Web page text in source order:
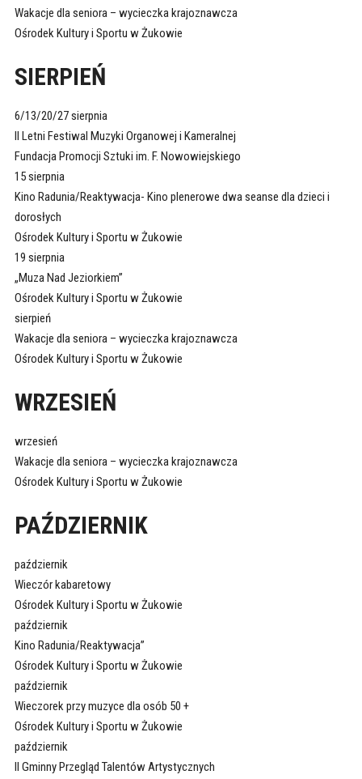
Wakacje dla seniora – wycieczka krajoznawcza
Ośrodek Kultury i Sportu w Żukowie
SIERPIEŃ
6/13/20/27 sierpnia
II Letni Festiwal Muzyki Organowej i Kameralnej
Fundacja Promocji Sztuki im. F. Nowowiejskiego
15 sierpnia
Kino Radunia/Reaktywacja- Kino plenerowe dwa seanse dla dzieci i
dorosłych
Ośrodek Kultury i Sportu w Żukowie
19 sierpnia
„Muza Nad Jeziorkiem”
Ośrodek Kultury i Sportu w Żukowie
sierpień
Wakacje dla seniora – wycieczka krajoznawcza
Ośrodek Kultury i Sportu w Żukowie
WRZESIEŃ
wrzesień
Wakacje dla seniora – wycieczka krajoznawcza
Ośrodek Kultury i Sportu w Żukowie
PAŹDZIERNIK
październik
Wieczór kabaretowy
Ośrodek Kultury i Sportu w Żukowie
październik
Kino Radunia/Reaktywacja”
Ośrodek Kultury i Sportu w Żukowie
październik
Wieczorek przy muzyce dla osób 50 +
Ośrodek Kultury i Sportu w Żukowie
październik
II Gminny Przegląd Talentów Artystycznych